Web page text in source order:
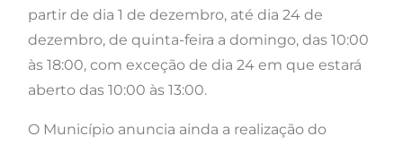
partir de dia 1 de dezembro, até dia 24 de
dezembro, de quinta-feira a domingo, das 10:00
às 18:00, com exceção de dia 24 em que estará
aberto das 10:00 às 13:00.
O Município anuncia ainda a realização do